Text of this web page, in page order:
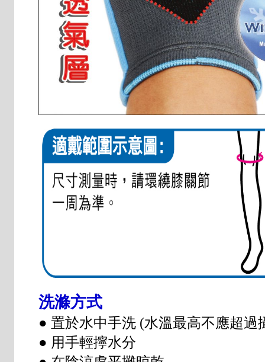
洗滌方式
● 置於水中手洗 (水溫最高不應超過
● 用手輕擰水分